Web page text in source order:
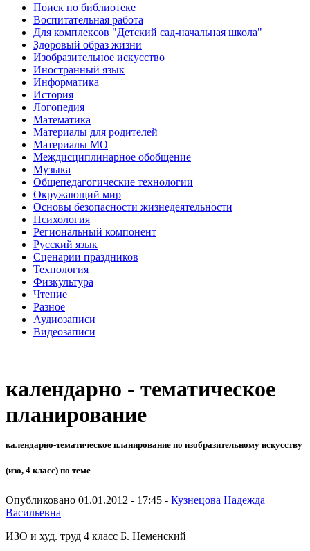
Поиск по библиотеке
Воспитательная работа
Для комплексов "Детский сад-начальная школа"
Здоровый образ жизни
Изобразительное искусство
Иностранный язык
Информатика
История
Логопедия
Математика
Материалы для родителей
Материалы МО
Междисциплинарное обобщение
Музыка
Общепедагогические технологии
Окружающий мир
Основы безопасности жизнедеятельности
Психология
Региональный компонент
Русский язык
Сценарии праздников
Технология
Физкультура
Чтение
Разное
Аудиозаписи
Видеозаписи
календарно - тематическое
планирование
календарно-тематическое планирование по изобразительному искусству
(изо, 4 класс) по теме
Опубликовано 01.01.2012 - 17:45 - Кузнецова Надежда
Васильевна
ИЗО и худ. труд 4 класс Б. Неменский